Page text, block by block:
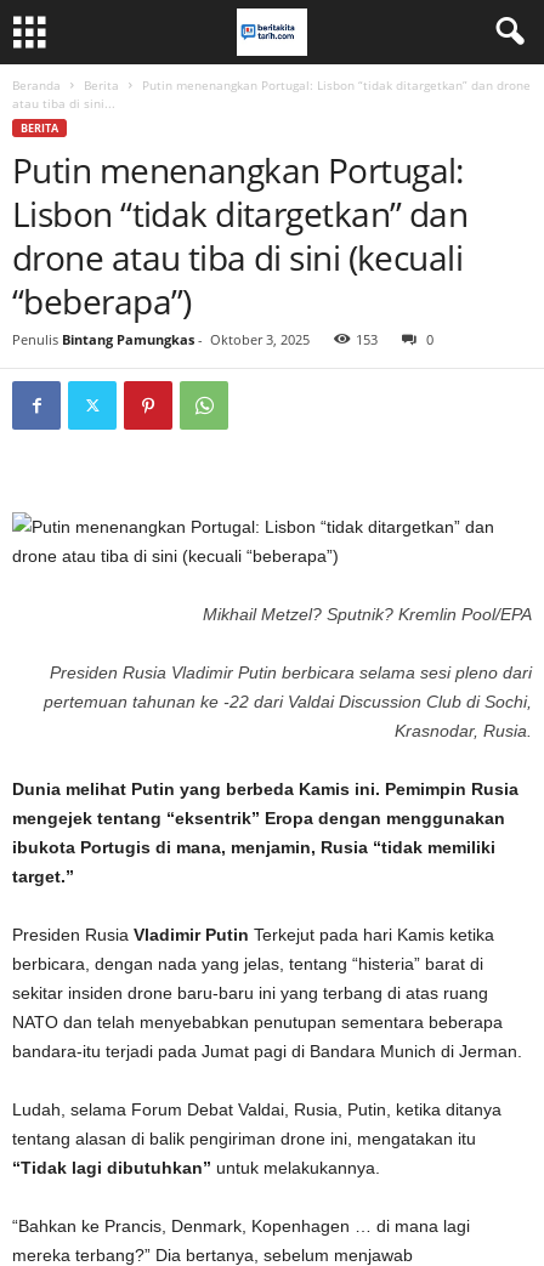
Beranda Berita
Putin menenangkan Portugal: Lisbon “tidak ditargetkan” dan drone
atau tiba di sini...
BERITA
Putin menenangkan Portugal:
Lisbon “tidak ditargetkan” dan
drone atau tiba di sini (kecuali
“beberapa”)
Penulis Bintang Pamungkas - Oktober 3, 2025 153 0
Mikhail Metzel? Sputnik? Kremlin Pool/EPA
Presiden Rusia Vladimir Putin berbicara selama sesi pleno dari
pertemuan tahunan ke -22 dari Valdai Discussion Club di Sochi,
Krasnodar, Rusia.
Dunia melihat Putin yang berbeda Kamis ini. Pemimpin Rusia
mengejek tentang “eksentrik” Eropa dengan menggunakan
ibukota Portugis di mana, menjamin, Rusia “tidak memiliki
target.”
Presiden Rusia Vladimir Putin Terkejut pada hari Kamis ketika
berbicara, dengan nada yang jelas, tentang “histeria” barat di
sekitar insiden drone baru-baru ini yang terbang di atas ruang
NATO dan telah menyebabkan penutupan sementara beberapa
bandara-itu terjadi pada Jumat pagi di Bandara Munich di Jerman.
Ludah, selama Forum Debat Valdai, Rusia, Putin, ketika ditanya
tentang alasan di balik pengiriman drone ini, mengatakan itu
“Tidak lagi dibutuhkan” untuk melakukannya.
“Bahkan ke Prancis, Denmark, Kopenhagen … di mana lagi
mereka terbang?” Dia bertanya, sebelum menjawab